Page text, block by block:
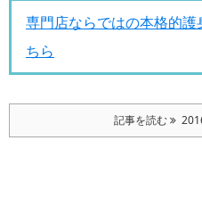
専門店ならではの本格的
ちら
記事を読む